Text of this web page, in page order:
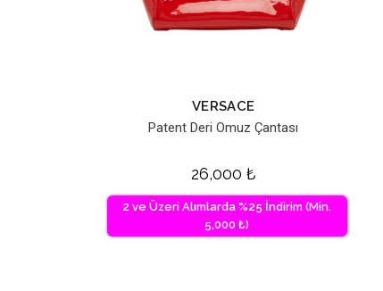
VERSACE
Patent Deri Omuz Çantası
26,000 ₺
2 ve Üzeri Alımlarda %25 İndirim (Min.
5,000 ₺)